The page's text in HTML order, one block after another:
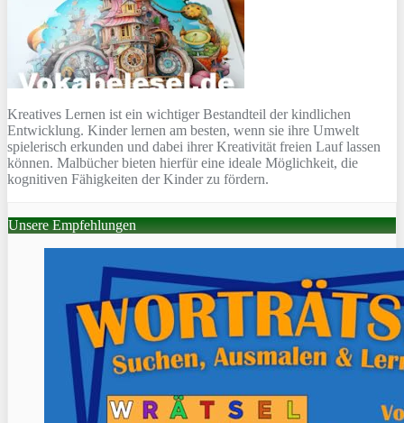
Kreatives Lernen ist ein wichtiger Bestandteil der kindlichen
Entwicklung. Kinder lernen am besten, wenn sie ihre Umwelt
spielerisch erkunden und dabei ihrer Kreativität freien Lauf lassen
können. Malbücher bieten hierfür eine ideale Möglichkeit, die
kognitiven Fähigkeiten der Kinder zu fördern.
Unsere Empfehlungen